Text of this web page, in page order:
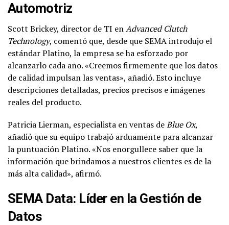
Automotriz
Scott Brickey, director de TI enAdvanced Clutch
Technology, comentó que, desde que SEMA introdujo el
estándar Platino, la empresa se ha esforzado por
alcanzarlo cada año. «Creemos firmemente que los datos
de calidad impulsan las ventas», añadió. Esto incluye
descripciones detalladas, precios precisos e imágenes
reales del producto.
Patricia Lierman, especialista en ventas deBlue Ox,
añadió que su equipo trabajó arduamente para alcanzar
la puntuación Platino. «Nos enorgullece saber que la
información que brindamos a nuestros clientes es de la
más alta calidad», afirmó.
SEMA Data: Líder en la Gestión de
Datos